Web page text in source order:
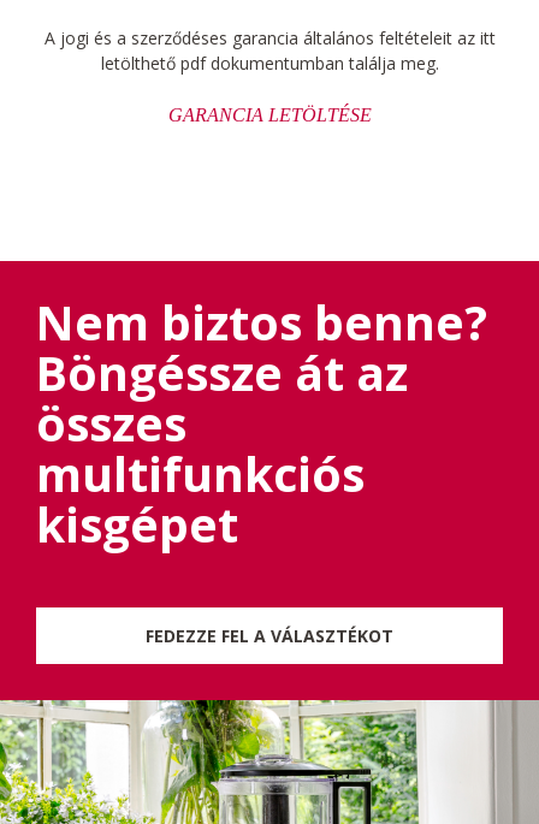
A jogi és a szerződéses garancia általános feltételeit az itt
letölthető pdf dokumentumban találja meg.
GARANCIA LETÖLTÉSE
Nem biztos benne?
Böngéssze át az
összes
multifunkciós
kisgépet
FEDEZZE FEL A VÁLASZTÉKOT